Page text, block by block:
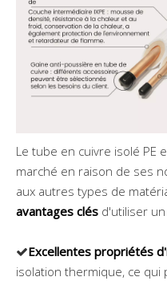
Le tube en cuivre isolé PE
marché en raison de ses
aux autres types de
avantages clés d'utiliser
Excellentes propriétés
isolation thermique, ce qui